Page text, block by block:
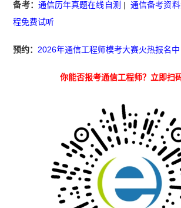
备考： 通信历年真题在线自测 |通信备考资
程免费试听
预约： 2026年通信工程师模考大赛火热报名中
你能否报考通信工程师？立即扫